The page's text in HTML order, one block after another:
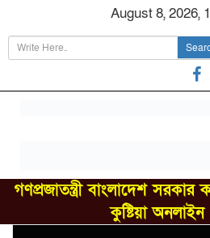
August 8, 2026,
গণপ্রজাতন্ত্রী বাংলাদেশ
কুষ্টিয়া অনলাইন